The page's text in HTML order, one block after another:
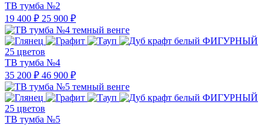
ТВ тумба №2
19 400 ₽ 25 900 ₽
25 цветов
ТВ тумба №4
35 200 ₽ 46 900 ₽
25 цветов
ТВ тумба №5